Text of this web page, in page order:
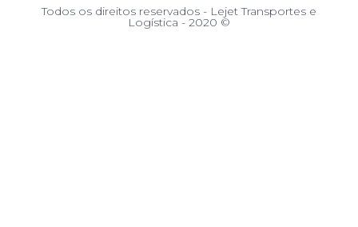
Todos os direitos reservados - Lejet Transportes e
Logística - 2020 ©